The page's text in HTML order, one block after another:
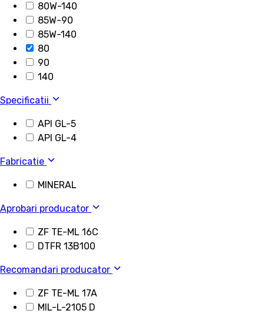
80W-140
85W-90
85W-140
80
90
140
Specificatii
API GL-5
API GL-4
Fabricatie
MINERAL
Aprobari producator
ZF TE-ML 16C
DTFR 13B100
Recomandari producator
ZF TE-ML 17A
MIL-L-2105 D